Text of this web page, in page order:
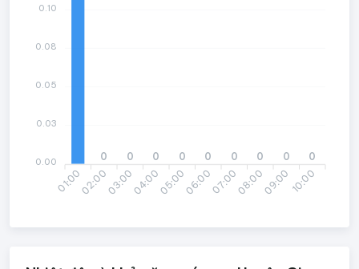
01:0002:0003:0004:0005:0006:0007:0008:0009:0010:00
0 0 0 0 0 0 0 0 0
0.10
0.08
0.05
0.03
0.00